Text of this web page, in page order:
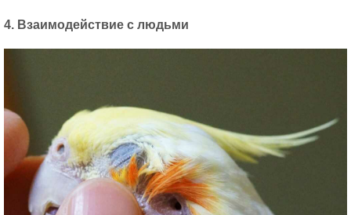
4. Взаимодействие с людьми